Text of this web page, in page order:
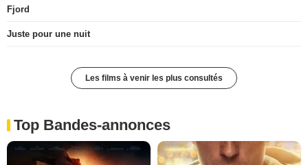
Fjord
Juste pour une nuit
Les films à venir les plus consultés
Top Bandes-annonces